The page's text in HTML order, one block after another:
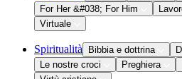
For Her &#038; For Him
Virtuale
Spiritualità Bibbia e dottrina
Le nostre croci
Preghiera